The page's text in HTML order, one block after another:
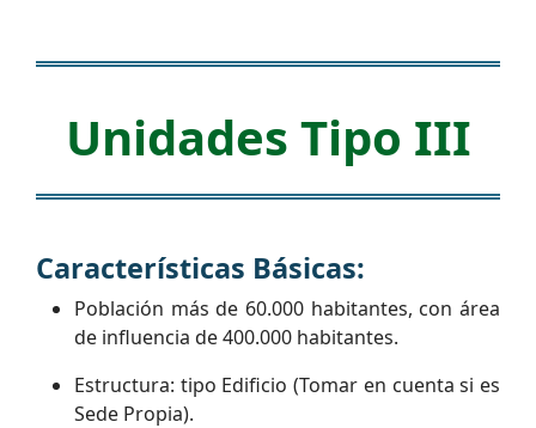
Unidades Tipo III
Características Básicas:
Población más de 60.000 habitantes, con área
de influencia de 400.000 habitantes.
Estructura: tipo Edificio (Tomar en cuenta si es
Sede Propia).